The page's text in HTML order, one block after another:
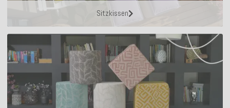
Sitzkissen